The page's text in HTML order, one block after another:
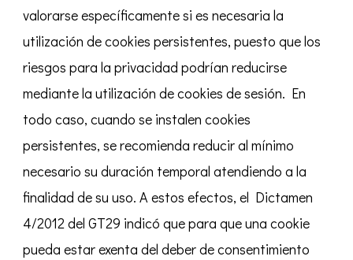
valorarse específicamente si es necesaria la
utilización de cookies persistentes, puesto que los
riesgos para la privacidad podrían reducirse
mediante la utilización de cookies de sesión. En
todo caso, cuando se instalen cookies
persistentes, se recomienda reducir al mínimo
necesario su duración temporal atendiendo a la
finalidad de su uso. A estos efectos, el Dictamen
4/2012 del GT29 indicó que para que una cookie
pueda estar exenta del deber de consentimiento